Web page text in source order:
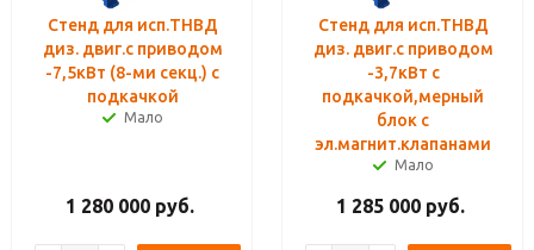
Стенд для исп.ТНВД
диз. двиг.с приводом
-7,5кВт (8-ми секц.) с
подкачкой
Мало
1 280 000 руб.
Стенд для исп.ТНВД
диз. двиг.с приводом
-3,7кВт с
подкачкой,мерный
блок с
эл.магнит.клапанами
Мало
1 285 000 руб.